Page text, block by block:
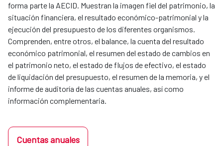
forma parte la AECID. Muestran la imagen fiel del patrimonio, la
situación financiera, el resultado económico-patrimonial y la
ejecución del presupuesto de los diferentes organismos.
Comprenden, entre otros, el balance, la cuenta del resultado
económico patrimonial, el resumen del estado de cambios en
el patrimonio neto, el estado de flujos de efectivo, el estado
de liquidación del presupuesto, el resumen de la memoria, y el
informe de auditoría de las cuentas anuales, así como
información complementaria.
Cuentas anuales